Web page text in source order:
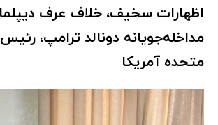
اظهارات سخیف، خلاف عرف
مداخله‌جویانه دونالد ترامپ،
متحده آمریکا